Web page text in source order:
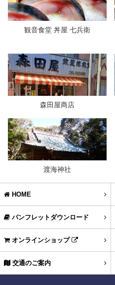
観音食堂 丼屋 七兵衛
森田屋商店
渡海神社
HOME
パンフレットダウンロード
オンラインショップ
交通のご案内